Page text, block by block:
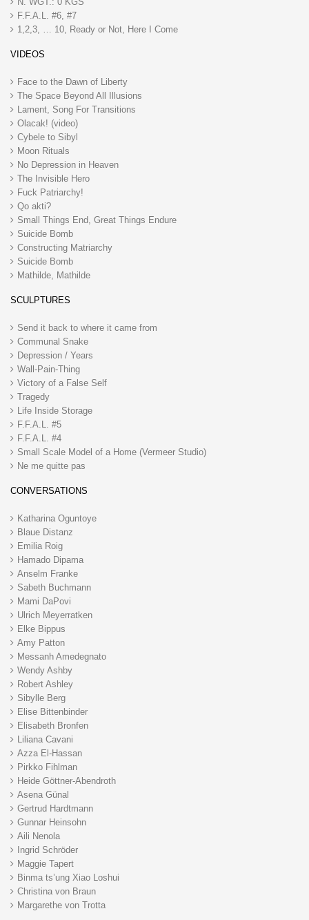
F.F.A.L. #6, #7
1,2,3, … 10, Ready or Not, Here I Come
VIDEOS
Face to the Dawn of Liberty
The Space Beyond All Illusions
Lament, Song For Transitions
Olacak! (video)
Cybele to Sibyl
Moon Rituals
No Depression in Heaven
The Invisible Hero
Fuck Patriarchy!
Qo akti?
Small Things End, Great Things Endure
Suicide Bomb
Constructing Matriarchy
Suicide Bomb
Mathilde, Mathilde
SCULPTURES
Send it back to where it came from
Communal Snake
Depression / Years
Wall-Pain-Thing
Victory of a False Self
Tragedy
Life Inside Storage
F.F.A.L. #5
F.F.A.L. #4
Small Scale Model of a Home (Vermeer Studio)
Ne me quitte pas
CONVERSATIONS
Katharina Oguntoye
Blaue Distanz
Emilia Roig
Hamado Dipama
Anselm Franke
Sabeth Buchmann
Mami DaPovi
Ulrich Meyerratken
Elke Bippus
Amy Patton
Messanh Amedegnato
Wendy Ashby
Robert Ashley
Sibylle Berg
Elise Bittenbinder
Elisabeth Bronfen
Liliana Cavani
Azza El-Hassan
Pirkko Fihlman
Heide Göttner-Abendroth
Asena Günal
Gertrud Hardtmann
Gunnar Heinsohn
Aili Nenola
Ingrid Schröder
Maggie Tapert
Binma ts’ung Xiao Loshui
Christina von Braun
Margarethe von Trotta